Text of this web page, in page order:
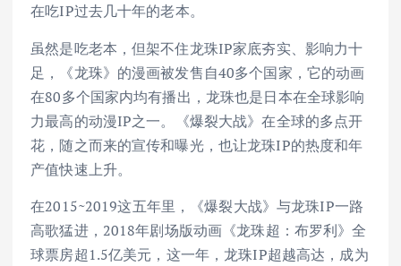
在吃IP过去几十年的老本。
虽然是吃老本，但架不住龙珠IP家底夯实、影响力十
足，《龙珠》的漫画被发售自40多个国家，它的动画
在80多个国家内均有播出，龙珠也是日本在全球影响
力最高的动漫IP之一。《爆裂大战》在全球的多点开
花，随之而来的宣传和曝光，也让龙珠IP的热度和年
产值快速上升。
在2015~2019这五年里，《爆裂大战》与龙珠IP一路
高歌猛进，2018年剧场版动画《龙珠超：布罗利》全
球票房超1.5亿美元，这一年，龙珠IP超越高达，成为